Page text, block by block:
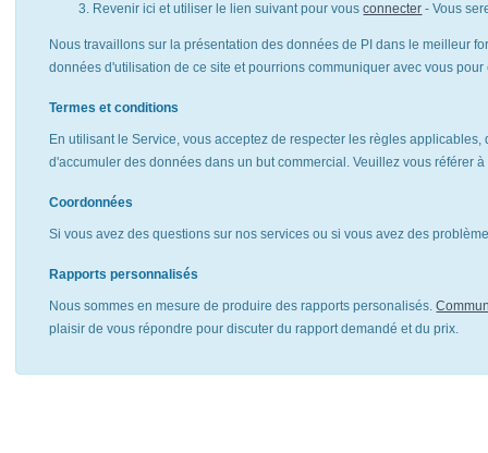
Revenir ici et utiliser le lien suivant pour vousconnecter - Vous
Nous travaillons sur la présentation des données de PI dans le meilleur
données d'utilisation de ce site et pourrions communiquer avec vous
Termes et conditions
En utilisant le Service, vous acceptez de respecter les règles
d'accumuler des données dans un but commercial. Veuillez vous référer
Coordonnées
Si vous avez des questions sur nos services ou si vous avez des
Rapports personnalisés
Nous sommes en mesure de produire des rapports personalisés.
plaisir de vous répondre pour discuter du rapport demandé et du prix.